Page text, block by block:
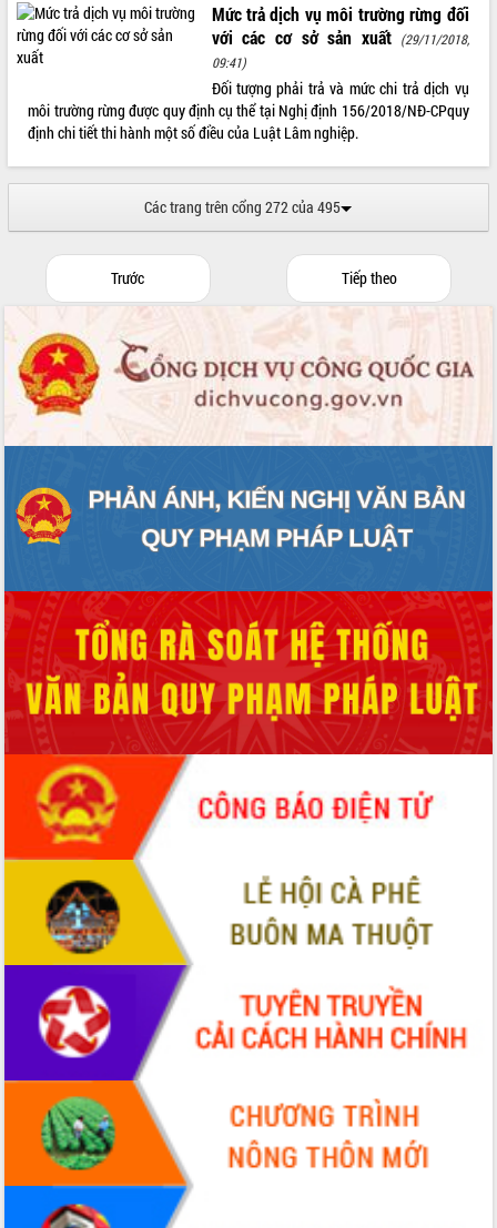
Mức trả dịch vụ môi trường rừng đối
với các cơ sở sản xuất (29/11/2018,
09:41)
Đối tượng phải trả và mức chi trả dịch vụ
môi trường rừng được quy định cụ thể tại Nghị định 156/2018/NĐ-CPquy
định chi tiết thi hành một số điều của Luật Lâm nghiệp.
Các trang trên cổng 272 của 495
Trước Tiếp theo